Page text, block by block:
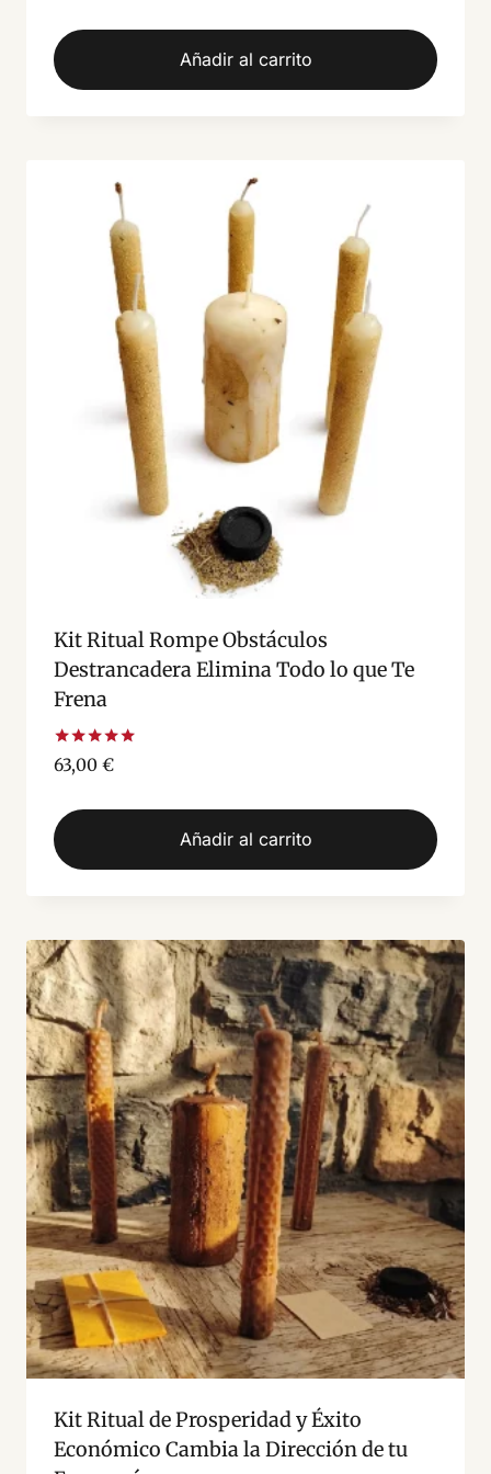
de 5
Añadir al carrito
Kit Ritual Rompe Obstáculos
Destrancadera Elimina Todo lo que Te
Frena
Valorado
con
de 5
63,00 €
Añadir al carrito
Kit Ritual de Prosperidad y Éxito
Económico Cambia la Dirección de tu